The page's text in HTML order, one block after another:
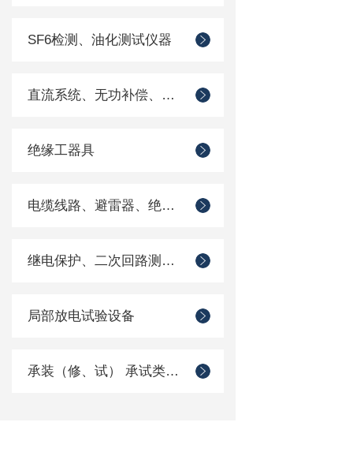
SF6检测、油化测试仪器
直流系统、无功补偿、电池电机检测仪器
绝缘工器具
电缆线路、避雷器、绝缘子测试仪器
继电保护、二次回路测试仪器
局部放电试验设备
承装（修、试） 承试类仪器